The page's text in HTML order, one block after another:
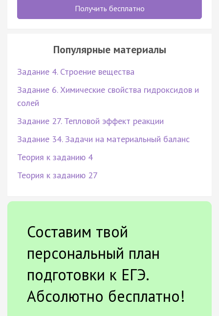
Получить бесплатно
Популярные материалы
Задание 4. Строение вещества
Задание 6. Химические свойства гидроксидов и
солей
Задание 27. Тепловой эффект реакции
Задание 34. Задачи на материальный баланс
Теория к заданию 4
Теория к заданию 27
Составим твой
персональный план
подготовки к ЕГЭ.
Абсолютно бесплатно!